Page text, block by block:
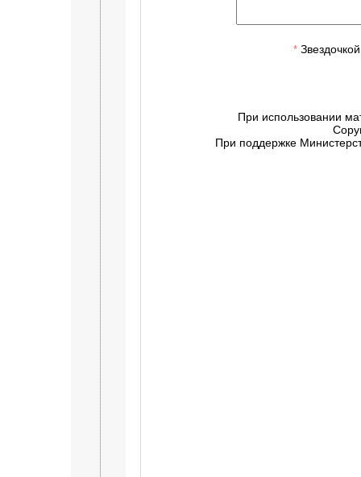
*
При использовании
При поддержке